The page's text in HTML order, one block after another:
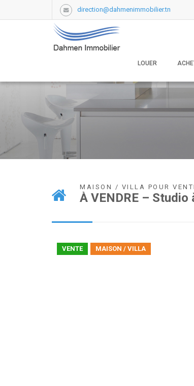
direction@dahmenimmobilier.tn
LOUER
MAISON / VILLA POUR
À VENDRE –
VENTE MAISON / VILLA